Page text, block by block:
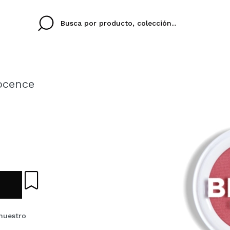
No tengo cuenta
Al crear una cuenta
rápidamente, revisar
IDIOMA ENGLISH
colori